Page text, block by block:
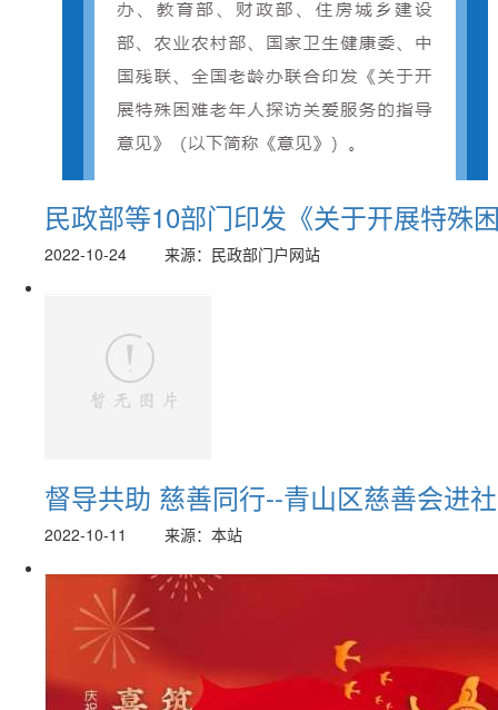
民政部等10部门印发《关于开展特殊
2022-10-24 来源：民政部门户网站
督导共助 慈善同行--青山区慈善会进
2022-10-11 来源：本站